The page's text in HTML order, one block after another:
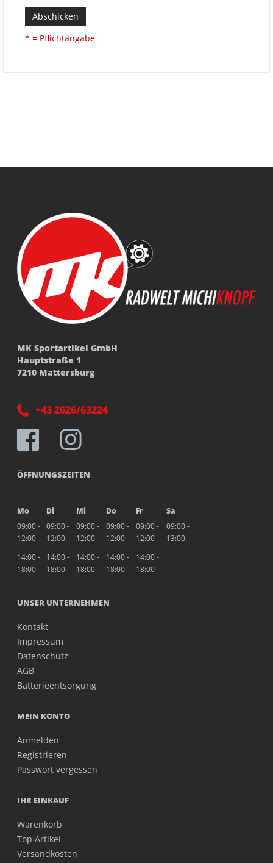
Abschicken
* = Pflichtangabe
MK Sportartikel GmbH
Hauptstraße 1
7210 Mattersburg
+43 2626/63224
ÖFFNUNGSZEITEN
Mo Di Mi Do Fr
Sa
09:00 -
12:00
09:00 -
12:00
09:00 -
12:00
09:00 -
12:00
09:00 -
12:00
09:00 -
13:00
14:00 -
18:00
14:00 -
18:00
14:00 -
18:00
14:00 -
18:00
14:00 -
18:00
UNSER UNTERNEHMEN
Kontakt
Impressum
Datenschutz
AGB
Batterieentsorgung
MEIN KONTO
Anmelden
Registrieren
Passwort vergessen
IHR EINKAUF
Warenkorb
Top Artikel
Versandkosten